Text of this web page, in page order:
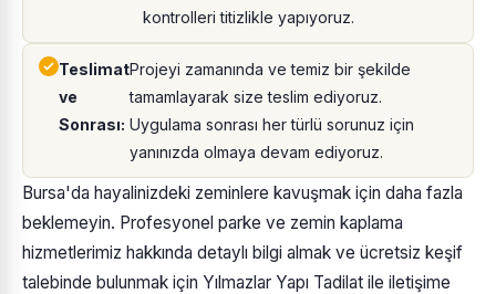
kontrolleri titizlikle yapıyoruz.
Teslimat
ve
Sonrası:
Projeyi zamanında ve temiz bir şekilde
tamamlayarak size teslim ediyoruz.
Uygulama sonrası her türlü sorunuz için
yanınızda olmaya devam ediyoruz.
Bursa'da hayalinizdeki zeminlere kavuşmak için daha fazla
beklemeyin. Profesyonel parke ve zemin kaplama
hizmetlerimiz hakkında detaylı bilgi almak ve ücretsiz keşif
talebinde bulunmak için Yılmazlar Yapı Tadilat ile iletişime